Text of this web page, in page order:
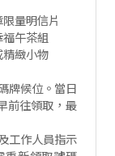
量明信片
午茶組
緻小物
牌候位。當日
前往領取，最
工作人員指示